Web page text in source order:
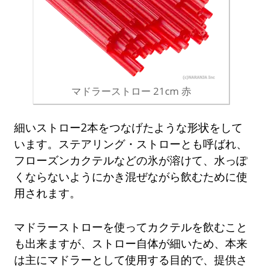
マドラーストロー 21cm 赤
細いストロー2本をつなげたような形状をして
います。ステアリング・ストローとも呼ばれ、
フローズンカクテルなどの氷が溶けて、水っぽ
くならないようにかき混ぜながら飲むために使
用されます。
マドラーストローを使ってカクテルを飲むこと
も出来ますが、ストロー自体が細いため、本来
は主にマドラーとして使用する目的で、提供さ